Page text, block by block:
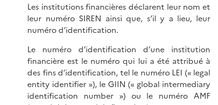
Les institutions financières déclarent leur nom et
leur numéro SIREN ainsi que, s’il y a lieu, leur
numéro d’identification.
Le numéro d’identification d’une institution
financière est le numéro qui lui a été attribué à
des fins d’identification, tel le numéro LEI (« legal
entity identifier »), le GIIN (« global intermediary
identification number ») ou le numéro AMF